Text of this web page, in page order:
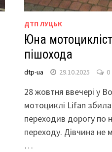
ДТП ЛУЦЬК
Юна
пішохода
dtp-ua 29.10.2025 0
28 жовтня ввечері у
мотоциклі Lifan
переходив дорогу по
переходу. Дівчина не
…